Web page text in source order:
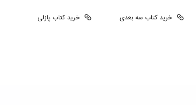
خرید کتاب سه بعدی خرید کتاب پازلی